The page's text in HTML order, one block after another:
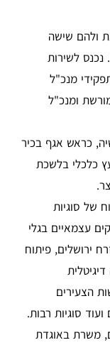
1979, נשוי לרינת ולהם שישה
לשירות
שני תפקידי מנכ"ל
ומנכ"ל
כראש אגף בכיר
כלכלי בלשכת
של סוגיות
עצמאיים בגלי
ירושלים, פיתוח
הצעירים
סוגיות רבות.
משרת באוגדת